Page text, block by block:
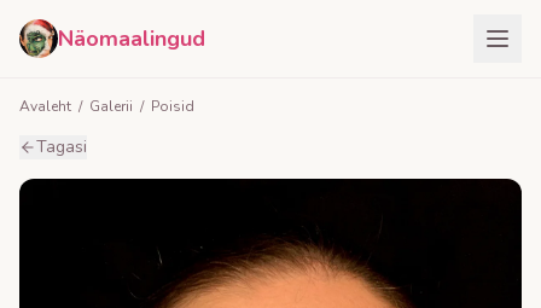
Näomaalingud
Avaleht / Galerii / Poisid
Tagasi